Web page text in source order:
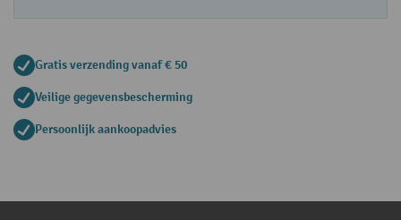
Gratis verzending vanaf € 50
Veilige gegevensbescherming
Persoonlijk aankoopadvies